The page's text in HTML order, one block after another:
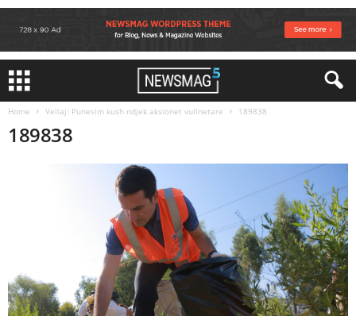
Home Veliaj: Punesim kush ndjek aksionet vullnetare 189838
189838